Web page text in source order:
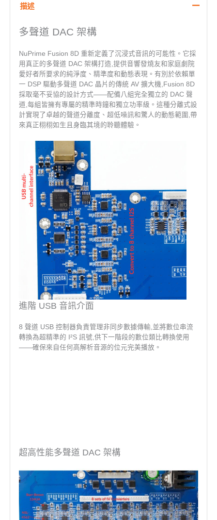
描述
多聲道 DAC 架構
NuPrime Fusion 8D 重新定義了沉浸式音訊的可能性。它採
用真正的多聲道 DAC 架構打造,提供音響發燒友和家庭劇院
愛好者所要求的純淨度、精準度和動態表現。有別於依賴單
一 DSP 驅動多聲道 DAC 晶片的傳統 AV 擴大機,Fusion 8D
採取毫不妥協的設計方式——配備八組完全獨立的 DAC 聲
道,每組皆擁有專屬的精準時鐘和獨立功率級。這種分離式設
計實現了卓越的聲道分離度、超低噪訊和驚人的動態範圍,帶
來真正栩栩如生且身臨其境的聆聽體驗。
進階 USB 音訊介面
8 聲道 USB 控制器負責管理非同步數據傳輸,並將數位串流
轉換為超精準的 I²S 訊號,供下一階段的數位類比轉換使用
——確保來自任何高解析音源的位元完美播放。
超高性能多聲道 DAC 架構